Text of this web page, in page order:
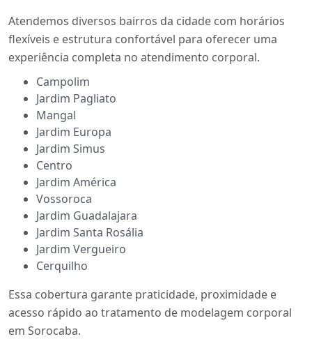
Atendemos diversos bairros da cidade com horários
flexíveis e estrutura confortável para oferecer uma
experiência completa no atendimento corporal.
Campolim
Jardim Pagliato
Mangal
Jardim Europa
Jardim Simus
Centro
Jardim América
Vossoroca
Jardim Guadalajara
Jardim Santa Rosália
Jardim Vergueiro
Cerquilho
Essa cobertura garante praticidade, proximidade e
acesso rápido ao tratamento de modelagem corporal
em Sorocaba.